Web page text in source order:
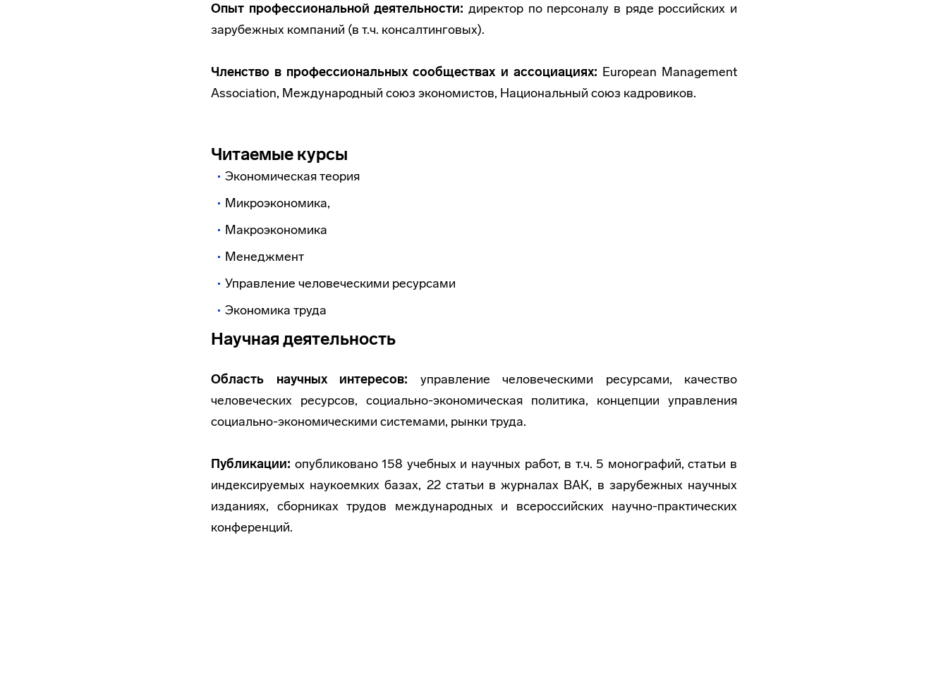
Опыт профессиональной деятельности: директор по персоналу в ряде российских и
зарубежных компаний (в т.ч. консалтинговых).
Членство в профессиональных сообществах и ассоциациях: European Management
Association, Международный союз экономистов, Национальный союз кадровиков.
Читаемые курсы
Экономическая теория
Микроэкономика,
Макроэкономика
Менеджмент
Управление человеческими ресурсами
Экономика труда
Научная деятельность
Область научных интересов: управление человеческими ресурсами, качество
человеческих ресурсов, социально-экономическая политика, концепции управления
социально-экономическими системами, рынки труда.
Публикации: опубликовано 158 учебных и научных работ, в т.ч. 5 монографий, статьи в
индексируемых наукоемких базах, 22 статьи в журналах ВАК, в зарубежных научных
изданиях, сборниках трудов международных и всероссийских научно-практических
конференций.